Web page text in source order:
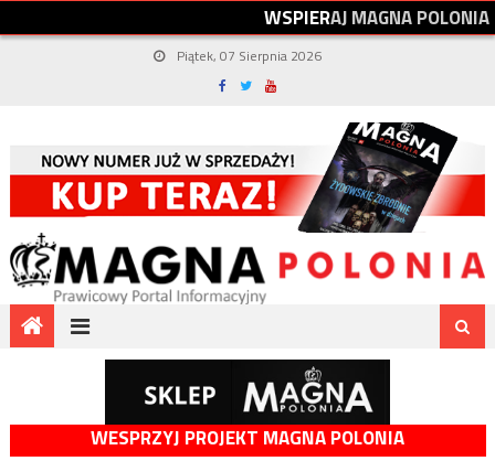
WSPIERAJMAGNAPOLONIA
Piątek, 07 Sierpnia 2026
WESPRZYJ PROJEKT MAGNA POLONIA